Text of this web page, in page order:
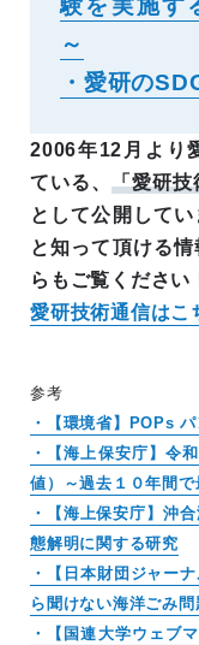
験を実施す
～
・愛研の
2006年12月より
ている、「愛研技
として公開して
と知って頂ける
らもご覧ください
愛研技術通信はこ
参考
・【環境省】POPs
・【海上保安庁】令
値）～過去１０年間
・【海上保安庁】沖
態解明に関する研究
・【日本財団ジャー
ら聞けない海洋ごみ
・【国連大学ウェブ